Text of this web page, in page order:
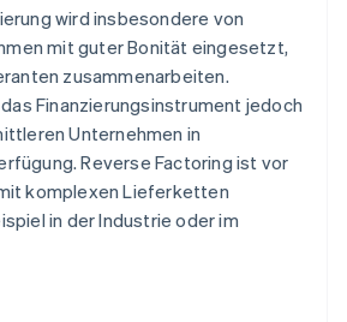
wird insbesondere von
mit guter Bonität eingesetzt,
zusammenarbeiten.
Finanzierungsinstrument jedoch
Unternehmen in
Reverse Factoring ist vor
komplexen Lieferketten
in der Industrie oder im